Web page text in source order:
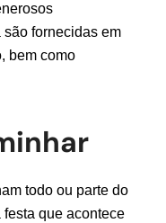
fornecidas em
bem como
todo ou parte do
que acontece